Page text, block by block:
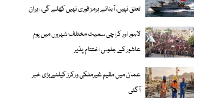
تعلق نہیں، آبنائے ہرمز فوری نہیں کھلے گی، ایران
لاہور اور کراچی سمیت مختلف شہروں میں یوم
عاشور کے جلوس اختتام پذیر
عمان میں مقیم غیرملکی ورکرز کیلئےبڑی خبر
آگئی